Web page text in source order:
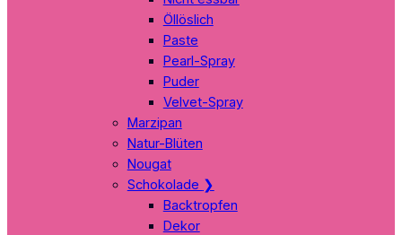
Öllöslich
Paste
Pearl-Spray
Puder
Velvet-Spray
Marzipan
Natur-Blüten
Nougat
Schokolade ❯
Backtropfen
Dekor